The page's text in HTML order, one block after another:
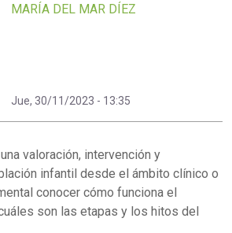
MARÍA DEL MAR DÍEZ
Jue, 30/11/2023 - 13:35
valoración, intervención y
infantil desde el ámbito clínico o
conocer cómo funciona el
son las etapas y los hitos del